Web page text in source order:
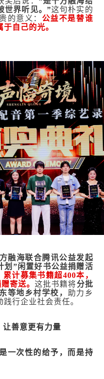
世界听见。”这句朴实的
的意义： 公益不是替谁
自己的光。
融海联合腾讯公益发起
划”闲置好书公益捐赠活
计募集书籍超400本，
寄送。 这批书籍将分批
等地乡村学校， 助力乡
行企业社会责任。
让善意更有力量
一次性的给予，而是持